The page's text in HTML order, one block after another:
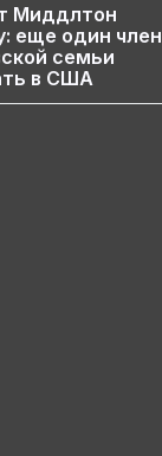
Миддлтон
еще один член
семьи
в США